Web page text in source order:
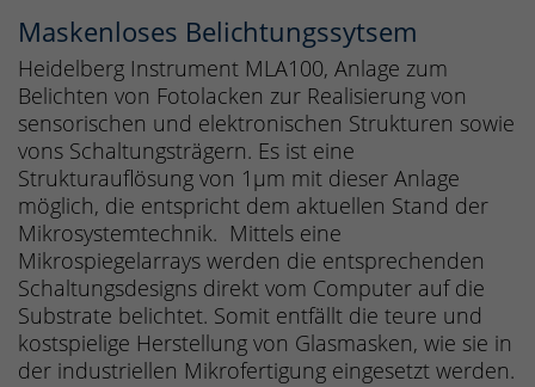
Maskenloses Belichtungssytsem
Heidelberg Instrument MLA100, Anlage zum
Belichten von Fotolacken zur Realisierung von
sensorischen und elektronischen Strukturen sowie
vons Schaltungsträgern. Es ist eine
Strukturauflösung von 1µm mit dieser Anlage
möglich, die entspricht dem aktuellen Stand der
Mikrosystemtechnik. Mittels eine
Mikrospiegelarrays werden die entsprechenden
Schaltungsdesigns direkt vom Computer auf die
Substrate belichtet. Somit entfällt die teure und
kostspielige Herstellung von Glasmasken, wie sie in
der industriellen Mikrofertigung eingesetzt werden.